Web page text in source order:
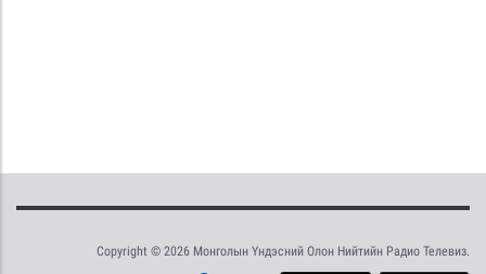
Copyright © 2026 Монголын Үндэсний Олон Нийтийн Радио Телевиз.